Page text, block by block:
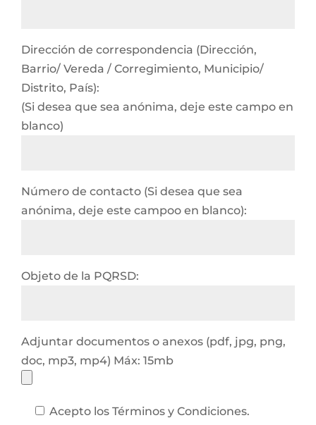
Dirección de correspondencia (Dirección,
Barrio/ Vereda / Corregimiento, Municipio/
Distrito, País):
(Si desea que sea anónima, deje este campo en
blanco)
Número de contacto (Si desea que sea
anónima, deje este campoo en blanco):
Objeto de la PQRSD:
Adjuntar documentos o anexos (pdf, jpg, png,
doc, mp3, mp4) Máx: 15mb
Acepto los Términos y Condiciones.